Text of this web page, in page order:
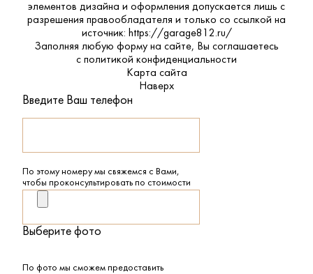
элементов дизайна и оформления допускается лишь с
разрешения правообладателя и только со ссылкой на
источник: https://garage812.ru/
Заполняя любую форму на сайте, Вы соглашаетесь
с политикой конфиденциальности
Карта сайта
Наверх
Введите Ваш телефон
По этому номеру мы свяжемся с Вами,
чтобы проконсультировать по стоимости
Выберите фото
По фото мы сможем предоставить